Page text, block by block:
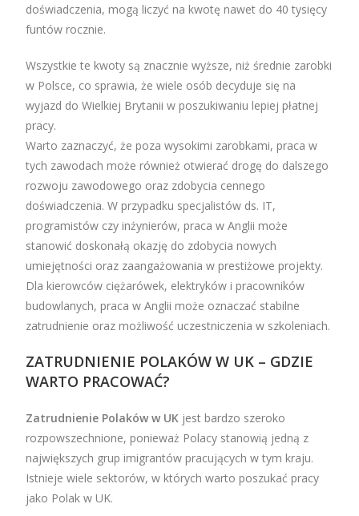
doświadczenia, mogą liczyć na kwotę nawet do 40 tysięcy
funtów rocznie.
Wszystkie te kwoty są znacznie wyższe, niż średnie zarobki
w Polsce, co sprawia, że wiele osób decyduje się na
wyjazd do Wielkiej Brytanii w poszukiwaniu lepiej płatnej
pracy.
Warto zaznaczyć, że poza wysokimi zarobkami, praca w
tych zawodach może również otwierać drogę do dalszego
rozwoju zawodowego oraz zdobycia cennego
doświadczenia. W przypadku specjalistów ds. IT,
programistów czy inżynierów, praca w Anglii może
stanowić doskonałą okazję do zdobycia nowych
umiejętności oraz zaangażowania w prestiżowe projekty.
Dla kierowców ciężarówek, elektryków i pracowników
budowlanych, praca w Anglii może oznaczać stabilne
zatrudnienie oraz możliwość uczestniczenia w szkoleniach.
ZATRUDNIENIE POLAKÓW W UK – GDZIE
WARTO PRACOWAĆ?
Zatrudnienie Polaków w UK jest bardzo szeroko
rozpowszechnione, ponieważ Polacy stanowią jedną z
największych grup imigrantów pracujących w tym kraju.
Istnieje wiele sektorów, w których warto poszukać pracy
jako Polak w UK.